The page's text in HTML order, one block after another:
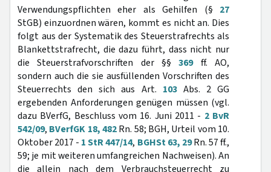
Verwendungspflichten eher als Gehilfen (§ 27
StGB) einzuordnen wären, kommt es nicht an. Dies
folgt aus der Systematik des Steuerstrafrechts als
Blankettstrafrecht, die dazu führt, dass nicht nur
die Steuerstrafvorschriften der §§369ff. AO,
sondern auch die sie ausfüllenden Vorschriften des
Steuerrechts den sich aus Art. 103Abs. 2 GG
ergebenden Anforderungen genügen müssen (vgl.
dazu BVerfG, Beschluss vom 16. Juni 2011 - 2 BvR
542/09, BVerfGK 18, 482Rn. 58; BGH, Urteil vom 10.
Oktober 2017 - 1 StR 447/14, BGHSt 63, 29Rn. 57 ff.,
59; je mit weiteren umfangreichen Nachweisen). An
die allein nach dem Verbrauchsteuerrecht zu